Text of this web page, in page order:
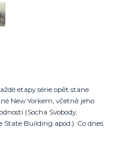
etapy série opět stane
New Yorkem, včetně jeho
(Socha Svobody,
Building apod.). Co dnes